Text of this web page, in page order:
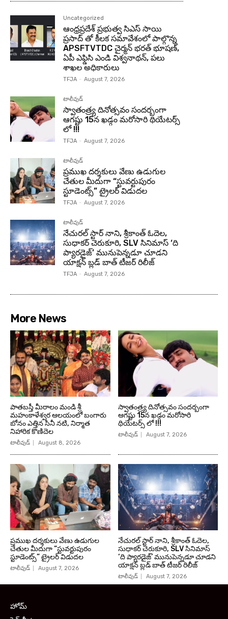
Uncategorized
ఆంధ్రప్రదేశ్ ప్రభుత్వ సిఎస్ సాయి
ప్రసాద్ తో కీలక సమావేశంలో పాల్గొన్న
APSFTVTDC చైర్మన్ భరత్ భూషణ్,
ఏపీ ఎఫ్డిసి ఎండి విశ్వనాథన్, పలు
శాఖల అధికారులు
TFJA - August 7, 2026
టాలీవుడ్
స్వాతంత్ర్య దినోత్సవం సందర్బంగా
ఆగష్టు 15న ఖడ్గం మరోసారి థియేటర్స్
లో !!!
TFJA - August 7, 2026
టాలీవుడ్
ప్రముఖ దర్శకులు వేణు ఉడుగుల
చేతుల మీదుగా “స్టువర్టుపురం
స్టూడెంట్స్” ట్రైలర్ విడుదల
TFJA - August 7, 2026
టాలీవుడ్
నేచురల్ స్టార్ నాని, శ్రీకాంత్ ఓదెల,
సుధాకర్ చెరుకూరి, SLV సినిమాస్ ‘ది
ప్యారడైజ్’ మునుపెన్నడూ చూడని
యాక్షన్ బ్లడ్ బాత్ టీజర్ రిలీజ్
TFJA - August 7, 2026
More News
పాతబస్తీ మీరాలం మండి శ్రీ
మహంకాళేశ్వర ఆలయంలో బంగారు
బోనం ఎత్తిన సినీ నటి, నిర్మాత
నిహారిక కొణిదెల
టాలీవుడ్ August 8, 2026
స్వాతంత్ర్య దినోత్సవం సందర్బంగా
ఆగష్టు 15న ఖడ్గం మరోసారి
థియేటర్స్ లో !!!
టాలీవుడ్ August 7, 2026
ప్రముఖ దర్శకులు వేణు ఉడుగుల
చేతుల మీదుగా “స్టువర్టుపురం
స్టూడెంట్స్” ట్రైలర్ విడుదల
టాలీవుడ్ August 7, 2026
నేచురల్ స్టార్ నాని, శ్రీకాంత్ ఓదెల,
సుధాకర్ చెరుకూరి, SLV సినిమాస్
‘ది ప్యారడైజ్’ మునుపెన్నడూ చూడని
యాక్షన్ బ్లడ్ బాత్ టీజర్ రిలీజ్
టాలీవుడ్ August 7, 2026
హోమ్